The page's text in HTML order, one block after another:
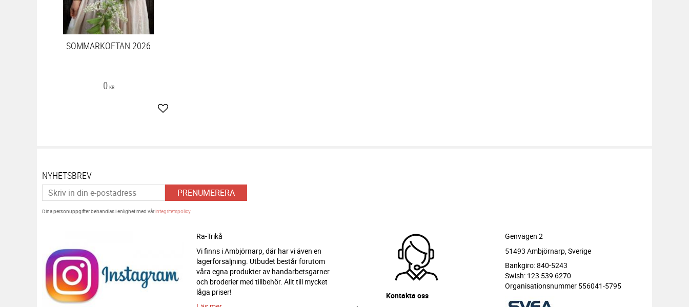
SOMMARKOFTAN 2026
0 KR
Lägg till i favoriter
NYHETSBREV
PRENUMERERA
Dina personuppgifter behandlas i enlighet med vårintegritetspolicy.
Ra-Trikå
Vi finns i Ambjörnarp, där har vi även en
lagerförsäljning. Utbudet består förutom
våra egna produkter av handarbetsgarner
och broderier med tillbehör. Allt till mycket
låga priser!
Kontakta oss
Genvägen 2
51493 Ambjörnarp, Sverige
Bankgiro: 840-5243
Swish: 123 539 6270
Organisationsnummer 556041-5795